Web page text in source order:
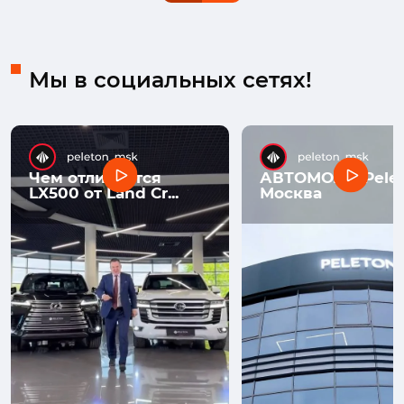
Мы в социальных сетях!
Чем отличается
LX500 от Land Cr...
АВТОМОЛЛ
Москва